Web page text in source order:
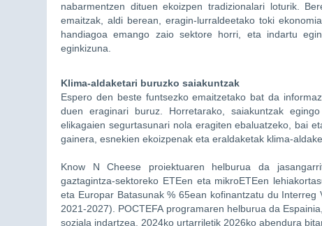
nabarmentzen dituen ekoizpen tradizionalari loturik.
emaitzak, aldi berean, eragin-lurraldeetako toki
handiagoa emango zaio sektore horri, eta indartu
eginkizuna.
Klima-aldaketari buruzko saiakuntzak
Espero den beste funtsezko emaitzetako bat da
duen eraginari buruz. Horretarako, saiakuntzak
elikagaien segurtasunari nola eragiten ebaluatzeko, bai
gainera, esnekien ekoizpenak eta eraldaketak klima-
Know N Cheese proiektuaren helburua da
gaztagintza-sektoreko ETEen eta mikroETEen
eta Europar Batasunak % 65ean kofinantzatu du
2021-2027). POCTEFA programaren helburua da
soziala indartzea. 2024ko urtarriletik 2026ko abendura